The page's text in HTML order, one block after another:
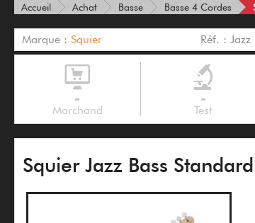
Accueil Achat Basse Basse 4 Cordes
Marque : Squier Réf. : Jazz
-
Marchand
-
Test
Squier Jazz Bass Standard